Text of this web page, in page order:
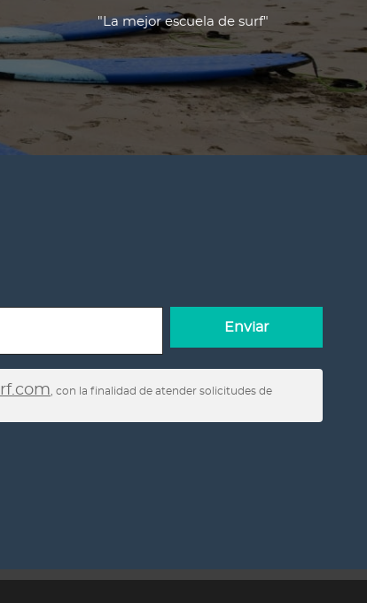
"La mejor escuela de surf"
, con la finalidad de atender solicitudes de
información en nuestra